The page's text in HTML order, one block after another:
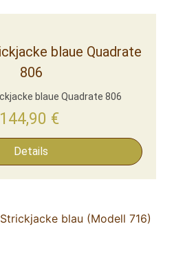
blaue Quadrate
806
blaue Quadrate 806
144,90 €
Details